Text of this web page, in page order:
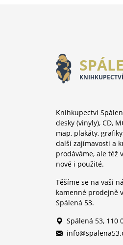
Knihkupectví
desky (vinyly), CD,
map, plakáty,
další zajímavosti a
prodáváme, ale též
nové i použité.
Těšíme se na vaši
kamenné prodejně
Spálená 53.
Spálená 53, 110